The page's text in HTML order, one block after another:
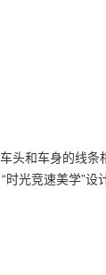
和车身的线条
光竞速美学”设